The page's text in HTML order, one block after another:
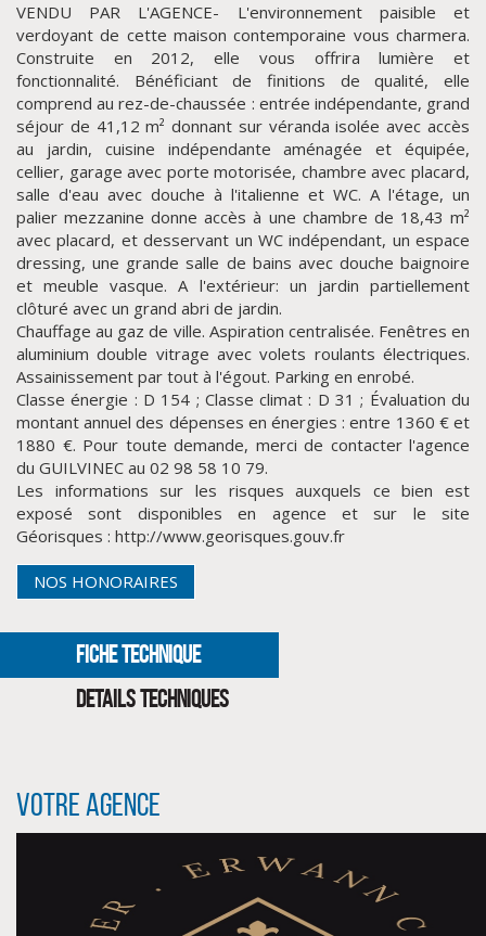
CLIQUER ICI POUR AGRANDIR
VENDU PAR L'AGENCE- L'environnement paisible et
verdoyant de cette maison contemporaine vous charmera.
Construite en 2012, elle vous offrira lumière et
fonctionnalité. Bénéficiant de finitions de qualité, elle
comprend au rez-de-chaussée : entrée indépendante, grand
séjour de 41,12 m² donnant sur véranda isolée avec accès
au jardin, cuisine indépendante aménagée et équipée,
cellier, garage avec porte motorisée, chambre avec placard,
salle d'eau avec douche à l'italienne et WC. A l'étage, un
palier mezzanine donne accès à une chambre de 18,43 m²
avec placard, et desservant un WC indépendant, un espace
dressing, une grande salle de bains avec douche baignoire
et meuble vasque. A l'extérieur: un jardin partiellement
clôturé avec un grand abri de jardin.
Chauffage au gaz de ville. Aspiration centralisée. Fenêtres en
aluminium double vitrage avec volets roulants électriques.
Assainissement par tout à l'égout. Parking en enrobé.
Classe énergie : D 154 ; Classe climat : D 31 ; Évaluation du
montant annuel des dépenses en énergies : entre 1360 € et
1880 €. Pour toute demande, merci de contacter l'agence
du GUILVINEC au 02 98 58 10 79.
Les informations sur les risques auxquels ce bien est
exposé sont disponibles en agence et sur le site
Géorisques : http://www.georisques.gouv.fr
NOS HONORAIRES
FICHE TECHNIQUE
DETAILS TECHNIQUES
Votre agence